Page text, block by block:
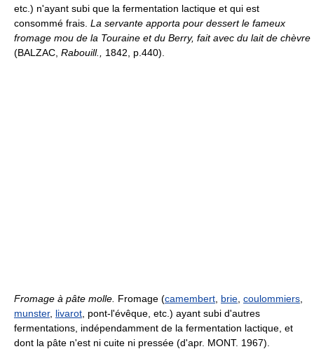
etc.) n'ayant subi que la fermentation lactique et qui est
consommé frais. La servante apporta pour dessert le fameux
fromage mou de la Touraine et du Berry, fait avec du lait de chèvre
(BALZAC, Rabouill., 1842, p.440).
Fromage à pâte molle. Fromage (camembert brie coulommiers
munster, livarot , pont-l'évêque, etc.) ayant subi d'autres
fermentations, indépendamment de la fermentation lactique, et
dont la pâte n'est ni cuite ni pressée (d'apr. MONT. 1967).